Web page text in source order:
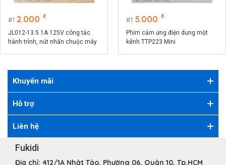
1 2.000 ₫
JL012-13.5 1A 125V công tắc
hành trình, nút nhấn chuộc máy
1 5.000 ₫
Phím cảm ứng điện dung một
kênh TTP223 Mini
Khuyến mãi
Hỗ trợ
Liên hệ
Fukidi
Địa chỉ: 412/1A Nhật Tảo, Phường 06, Quận 10, Tp.HCM